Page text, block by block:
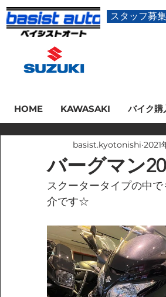
スタッフ募集
HOME KAWASAKI バイク購
バーグマン
basist.kyotonishi 2021
スクータータイプの中
介です☆